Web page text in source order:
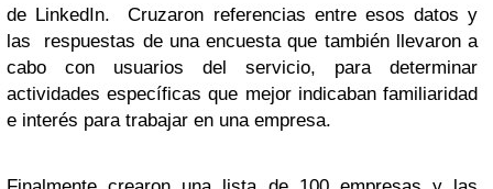
de LinkedIn. Cruzaron referencias entre esos datos y
las respuestas de una encuesta que también llevaron a
cabo con usuarios del servicio, para determinar
actividades específicas que mejor indicaban familiaridad
e interés para trabajar en una empresa.